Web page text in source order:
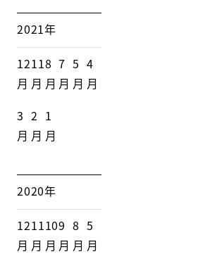
2021年
12
月
11
月
8
月
7
月
5
月
4
月
3
月
2
月
1
月
2020年
12
月
11
月
10
月
9
月
8
月
5
月